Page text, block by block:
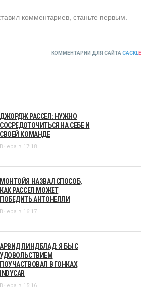
комментариев, станьте первым.
КОММЕНТАРИИ ДЛЯ САЙТА CACKLE
ДЖОРДЖ РАССЕЛ: НУЖНО
СОСРЕДОТОЧИТЬСЯ НА СЕБЕ И
СВОЕЙ КОМАНДЕ
Вчера в 17:18
МОНТОЙЯ НАЗВАЛ СПОСОБ,
КАК РАССЕЛ МОЖЕТ
ПОБЕДИТЬ АНТОНЕЛЛИ
Вчера в 16:17
АРВИД ЛИНДБЛАД: Я БЫ С
УДОВОЛЬСТВИЕМ
ПОУЧАСТВОВАЛ В ГОНКАХ
INDYCAR
Вчера в 15:16